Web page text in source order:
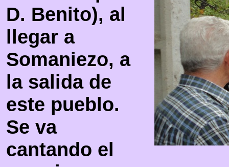
D. Benito), al
llegar a
Somaniezo, a
la salida de
este pueblo.
Se va
cantando el